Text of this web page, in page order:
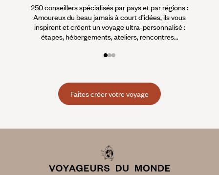
250 conseillers spécialisés par pays et par régions :
Amoureux du beau jamais à court d’idées, ils vous
inspirent et créent un voyage ultra-personnalisé :
étapes, hébergements, ateliers, rencontres…
Faites créer votre voyage